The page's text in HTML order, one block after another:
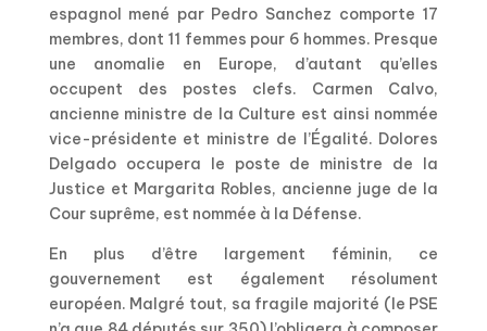
espagnol mené par Pedro Sanchez comporte 17
membres, dont 11 femmes pour 6 hommes. Presque
une anomalie en Europe, d’autant qu’elles
occupent des postes clefs. Carmen Calvo,
ancienne ministre de la Culture est ainsi nommée
vice-présidente et ministre de l’Égalité. Dolores
Delgado occupera le poste de ministre de la
Justice et Margarita Robles, ancienne juge de la
Cour suprême, est nommée à la Défense.
En plus d’être largement féminin, ce
gouvernement est également résolument
européen. Malgré tout, sa fragile majorité (le PSE